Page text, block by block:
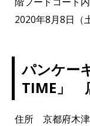
2020年8月8日（
パンケー
TIME」
住所 京都府木津